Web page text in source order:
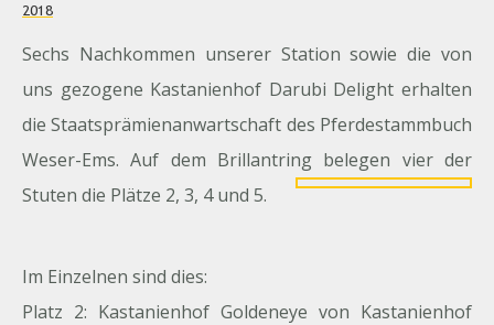
2018
Sechs Nachkommen unserer Station sowie die von
uns gezogene Kastanienhof Darubi Delight erhalten
die Staatsprämienanwartschaft des Pferdestammbuch
Weser-Ems. Auf dem Brillantring belegen vier der
Stuten die Plätze 2, 3, 4 und 5.
Im Einzelnen sind dies:
Platz 2: Kastanienhof Goldeneye von Kastanienhof